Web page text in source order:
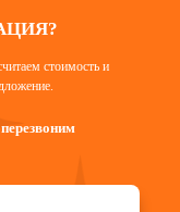
стоимость и